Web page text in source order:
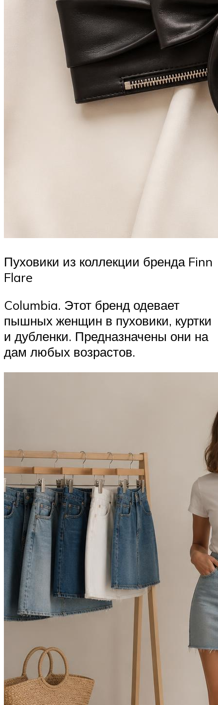
Пуховики из коллекции бренда Finn
Flare
Columbia. Этот бренд одевает
пышных женщин в пуховики, куртки
и дубленки. Предназначены они на
дам любых возрастов.